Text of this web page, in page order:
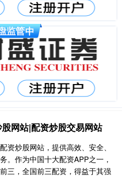
网站|配资炒股交易网站
资炒股网站，提供高效、安全、
。作为中国十大配资APP之一，
三，全国前三配资，得益于其强